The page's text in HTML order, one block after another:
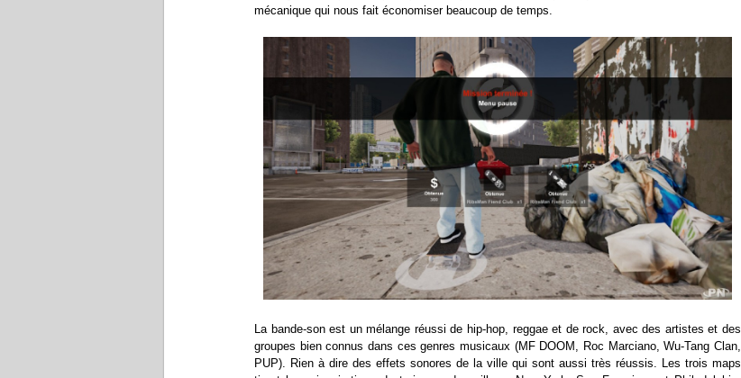
mécanique qui nous fait économiser beaucoup de temps.
La bande-son est un mélange réussi de hip-hop, reggae et de rock, avec des artistes et des
groupes bien connus dans ces genres musicaux (MF DOOM, Roc Marciano, Wu-Tang Clan,
PUP). Rien à dire des effets sonores de la ville qui sont aussi très réussis. Les trois maps